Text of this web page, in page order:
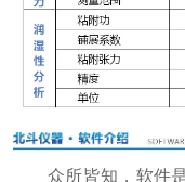
众所皆知，软件